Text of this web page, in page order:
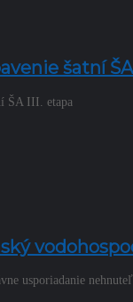
šatní
ŠA III. etapa
usporiadanie